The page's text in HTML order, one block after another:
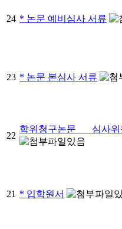
24 * 논문 예비심사 서류
23 * 논문 본심사 서류
22
학위청구논문 심사
21 * 입학원서